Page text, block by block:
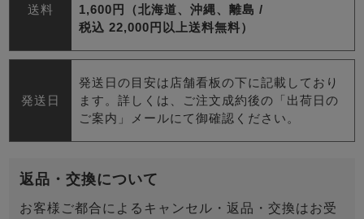
送料
1,600円（北海道、沖縄、離島 /
税込 22,000円以上送料無料）
発送日
発送日の目安は店舗看板の下に記載しており
ます。詳しくは、ご注文成約後の「出荷日の
ご案内」メールにて御確認ください。
返品・交換について
お客様ご都合によるキャンセル・返品・交換はお受